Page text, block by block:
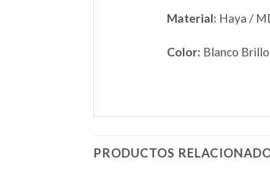
Material: Haya /
Color: Blanco
PRODUCTOS